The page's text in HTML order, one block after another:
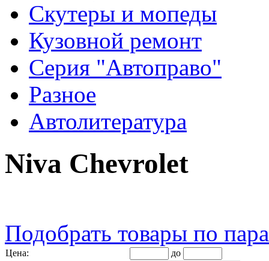
Скутеры и мопеды
Кузовной ремонт
Серия "Автоправо"
Разное
Автолитература
Niva Chevrolet
Подобрать товары по
Цена:
до